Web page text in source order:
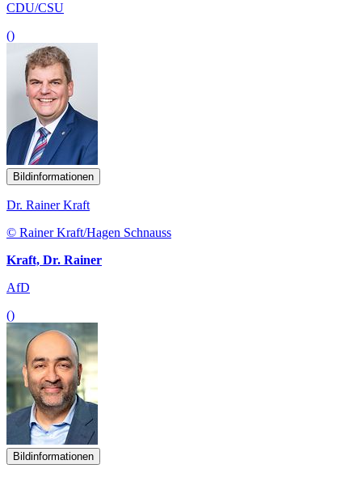
CDU/CSU
()
Bildinformationen
Dr. Rainer Kraft
© Rainer Kraft/Hagen Schnauss
Kraft, Dr. Rainer
AfD
()
Bildinformationen